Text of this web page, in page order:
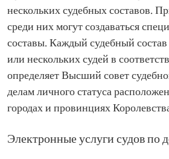
нескольких судебных составов.
среди них могут создаваться
составы. Каждый судебный
или нескольких судей в
определяет Высший совет
делам личного статуса
городах и провинциях
Электронные услуги судов по